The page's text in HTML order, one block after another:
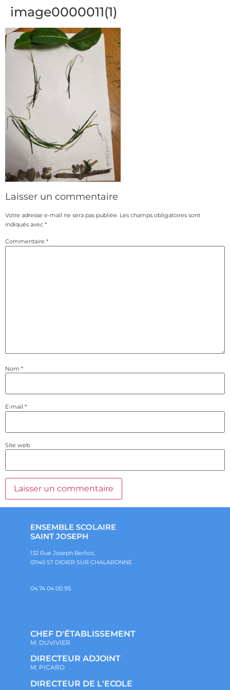
image0000011(1)
Laisser un commentaire
Votre adresse e-mail ne sera pas publiée. Les champs obligatoires sont
indiqués avec *
Commentaire *
Nom *
E-mail *
Site web
ENSEMBLE SCOLAIRE
SAINT JOSEPH
132 Rue Joseph Berlioz,
01140 ST DIDIER SUR CHALARONNE
04 74 04 00 95
CHEF D'ÉTABLISSEMENT
M. DUVIVIER
DIRECTEUR ADJOINT
M. PICARD
DIRECTEUR DE L'ECOLE